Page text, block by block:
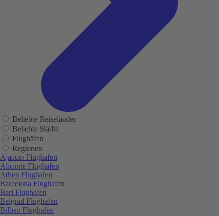
Beliebte Reiseländer
Beliebte Städte
Flughäfen
Regionen
Ajaccio Flughafen
Alicante Flughafen
Athen Flughafen
Barcelona Flughafen
Bari Flughafen
Belgrad Flughafen
Bilbao Flughafen